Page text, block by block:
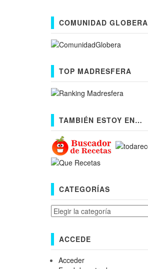
COMUNIDAD GLOBERA
TOP MADRESFERA
TAMBIÉN ESTOY EN…
CATEGORÍAS
Categorías
ACCEDE
Acceder